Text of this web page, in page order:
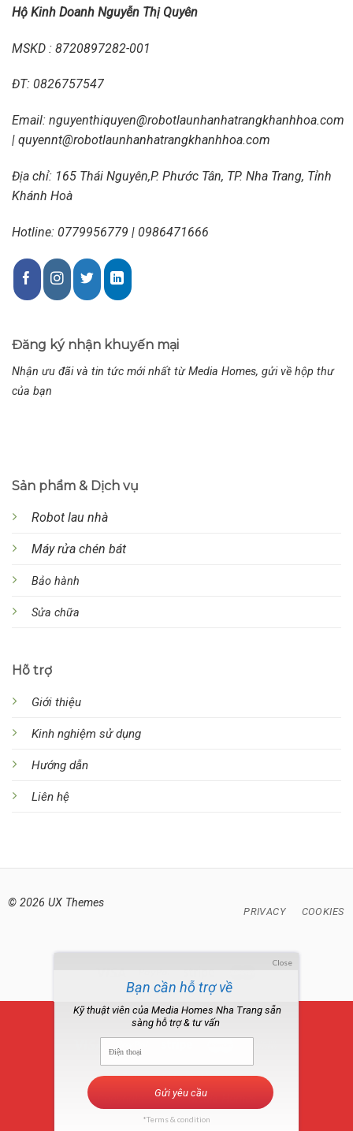
Hộ Kinh Doanh Nguyễn Thị Quyên
MSKD : 8720897282-001
ĐT: 0826757547
Email: nguyenthiquyen@robotlaunhanhatrangkhanhhoa.com
| quyennt@robotlaunhanhatrangkhanhhoa.com
Địa chỉ: 165 Thái Nguyên,P. Phước Tân, TP. Nha Trang, Tỉnh
Khánh Hoà
Hotline: 0779956779 | 0986471666
Sản phẩm & Dịch vụ
Robot lau nhà
Máy rửa chén bát
Bảo hành
Sửa chữa
Hõ trợ
Giới thiệu
Kinh nghiệm sử dụng
Hướng dẫn
Liên hệ
Đăng ký nhận khuyến mại
Nhận ưu đãi và tin tức mới nhất từ Media Homes, gửi về hộp thư
của bạn
© 2026 UX Themes
PRIVACY COOKIES
GIỚI THIỆU TÀI KHOẢN CỦA TÔI
Copyright 2026 © Media Homes
Bạn cần hỗ trợ về
Robot lau nhà ?
Kỹ thuật viên của Media Homes Nha Trang sẵn
sàng hỗ trợ & tư vấn
*Terms & condition
Close
Gửi yêu cầu